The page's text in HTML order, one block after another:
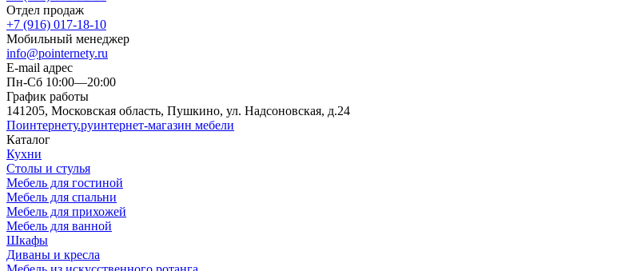
Отдел продаж
+7 (916) 017-18-10
Мобильный менеджер
info@pointernety.ru
E-mail адрес
Пн-Сб 10:00—20:00
График работы
141205, Московская область, Пушкино, ул. Надсоновская, д.24
Поинтернету.руинтернет-магазин мебели
Каталог
Кухни
Столы и стулья
Мебель для гостиной
Мебель для спальни
Мебель для прихожей
Мебель для ванной
Шкафы
Диваны и кресла